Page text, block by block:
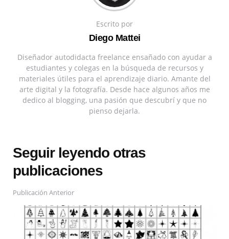
Escrito por
Diego Mattei
Diseñador autodidacta freelance ensañado con ayudar a
estudiantes y colegas en la búsqueda de recursos y
materiales útiles para el aprendizaje diario. Amante del
arte digital y la fotografía. Desde hace algunos años me
dedico al blogging, una pasión que descubrí y que no
pienso dejarla.
Seguir leyendo otras
publicaciones
Publicación Anterior